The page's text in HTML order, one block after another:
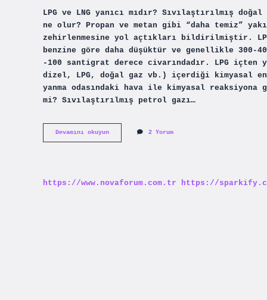
LPG ve LNG yanıcı mıdır? Sıvılaştırılmış
ne olur? Propan ve metan gibi “daha temiz”
zehirlenmesine yol açtıkları bildirilmiştir. LPG
benzine göre daha düşüktür ve genellikle 300-
-100 santigrat derece civarındadır. LPG içten
dizel, LPG, doğal gaz vb.) içerdiği kimyasal
yanma odasındaki hava ile kimyasal
mi? Sıvılaştırılmış petrol gazı…
Devamını okuyunLpg
Yanıcı
2 Yorum
https://www.novaforum.com.tr https://